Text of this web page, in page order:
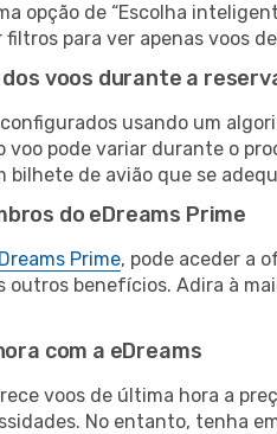
opção de “Escolha
filtros para ver apenas voos
voos durante a
usando um
pode variar durante o
bilhete de avião que se
do eDreams Prime
Prime, pode aceder a
benefícios. Adira à
com a eDreams
voos de última hora a
No entanto, tenha